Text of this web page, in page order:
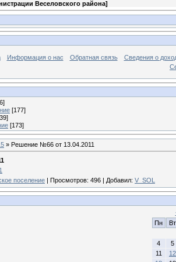
Веселовского района]
Информация о нас Обратная связь
Сведения о
[177]
[173]
» Решение №66 от 13.04.2011
поселение Просмотров: 496 | Добавил: V_SOL
Пн
Вт
4
5
11
12